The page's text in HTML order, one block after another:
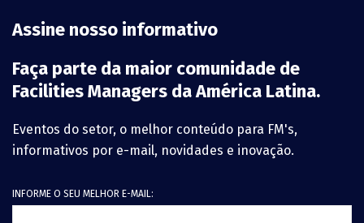
Assine nosso informativo
Faça parte da maior comunidade de
Facilities Managers da América Latina.
Eventos do setor, o melhor conteúdo para FM's,
informativos por e-mail, novidades e inovação.
INFORME O SEU MELHOR E-MAIL: